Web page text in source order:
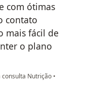
com ótimas
contato
mais fácil de
o plano
consulta Nutrição •